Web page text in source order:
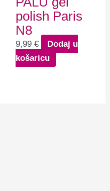
polish Paris
N8
9,99 €
Dodaj u
košaricu